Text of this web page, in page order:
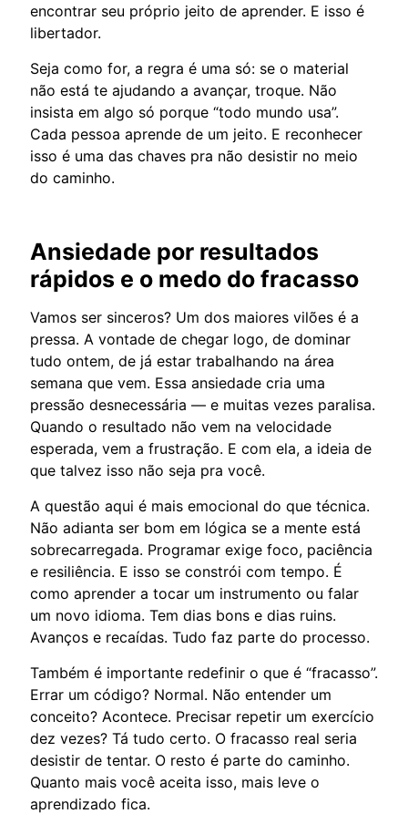
encontrar seu próprio jeito de aprender. E isso é
libertador.
Seja como for, a regra é uma só: se o material
não está te ajudando a avançar, troque. Não
insista em algo só porque “todo mundo usa”.
Cada pessoa aprende de um jeito. E reconhecer
isso é uma das chaves pra não desistir no meio
do caminho.
Ansiedade por resultados
rápidos e o medo do fracasso
Vamos ser sinceros? Um dos maiores vilões é a
pressa. A vontade de chegar logo, de dominar
tudo ontem, de já estar trabalhando na área
semana que vem. Essa ansiedade cria uma
pressão desnecessária — e muitas vezes paralisa.
Quando o resultado não vem na velocidade
esperada, vem a frustração. E com ela, a ideia de
que talvez isso não seja pra você.
A questão aqui é mais emocional do que técnica.
Não adianta ser bom em lógica se a mente está
sobrecarregada. Programar exige foco, paciência
e resiliência. E isso se constrói com tempo. É
como aprender a tocar um instrumento ou falar
um novo idioma. Tem dias bons e dias ruins.
Avanços e recaídas. Tudo faz parte do processo.
Também é importante redefinir o que é “fracasso”.
Errar um código? Normal. Não entender um
conceito? Acontece. Precisar repetir um exercício
dez vezes? Tá tudo certo. O fracasso real seria
desistir de tentar. O resto é parte do caminho.
Quanto mais você aceita isso, mais leve o
aprendizado fica.